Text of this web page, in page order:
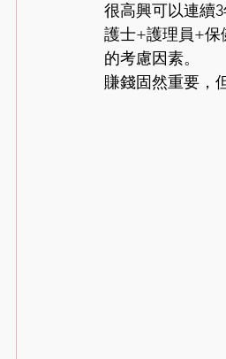
很高興可以連續
護士+護理員+保
的考慮因素。
賺錢固然重要，